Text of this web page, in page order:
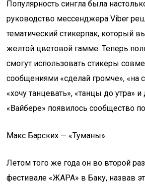
Популярность сингла была
руководство мессенджера Viber
тематический стикерпак, который
желтой цветовой гамме. Теперь
смогут использовать стикеры
сообщениями «сделай громче», «на
«хочу танцевать», «танцы до утра»
«Вайбере» появилось сообщество
Макс Барских — «Туманы»
Летом того же года он во второй
фестивале «ЖАРА» в Баку, назвав